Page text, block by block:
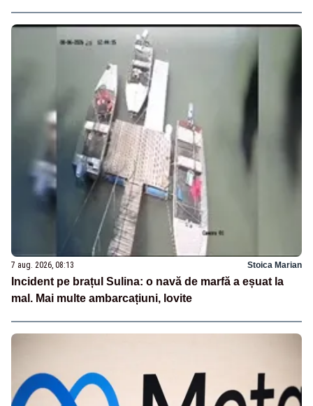
7 aug. 2026, 08:13 Stoica Marian
Incident pe brațul Sulina: o navă de marfă a eșuat la
mal. Mai multe ambarcațiuni, lovite